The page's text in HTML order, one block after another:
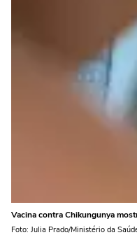
Vacina contra Chikungunya
Foto: Julia Prado/Ministério da